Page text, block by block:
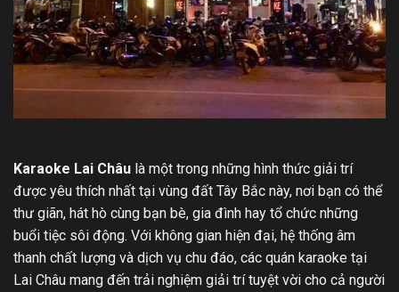
Karaoke Lai Châu là một trong những hình thức giải trí
được yêu thích nhất tại vùng đất Tây Bắc này, nơi bạn có thể
thư giãn, hát hò cùng bạn bè, gia đình hay tổ chức những
buổi tiệc sôi động. Với không gian hiện đại, hệ thống âm
thanh chất lượng và dịch vụ chu đáo, các quán karaoke tại
Lai Châu mang đến trải nghiệm giải trí tuyệt vời cho cả người